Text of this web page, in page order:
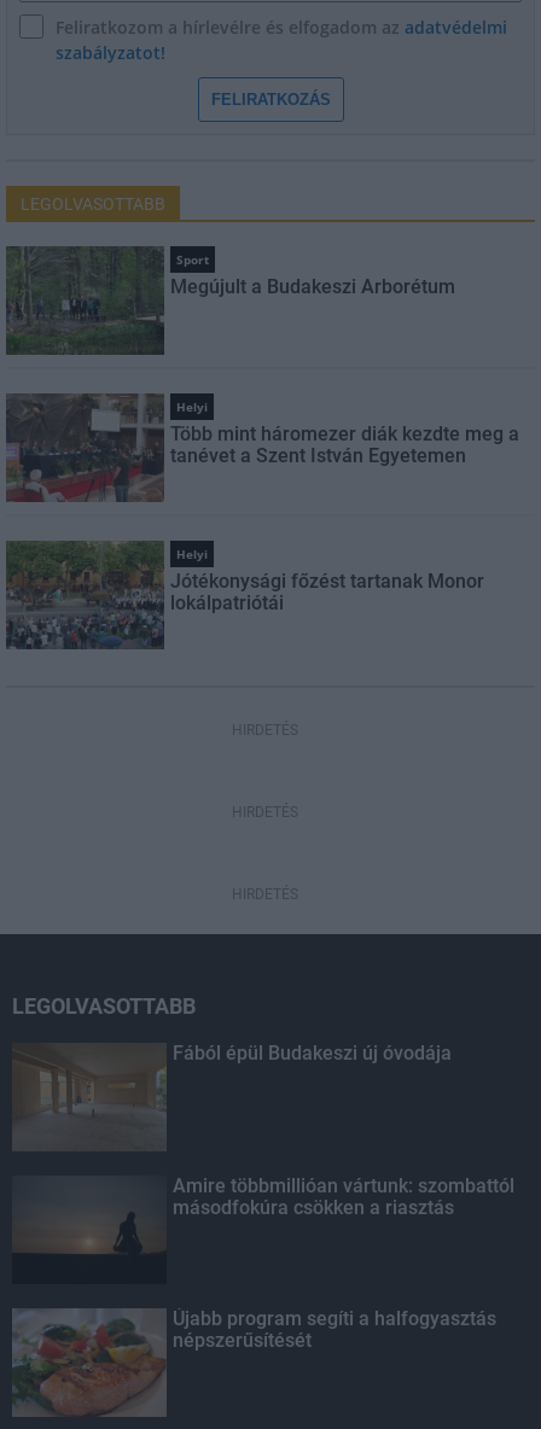
Feliratkozom a hírlevélre és elfogadom az adatvédelmi
szabályzatot!
FELIRATKOZÁS
LEGOLVASOTTABB
Sport
Megújult a Budakeszi Arborétum
Helyi
Több mint háromezer diák kezdte meg a
tanévet a Szent István Egyetemen
Helyi
Jótékonysági főzést tartanak Monor
lokálpatriótái
HIRDETÉS
HIRDETÉS
HIRDETÉS
LEGOLVASOTTABB
Fából épül Budakeszi új óvodája
Amire többmillióan vártunk: szombattól
másodfokúra csökken a riasztás
Újabb program segíti a halfogyasztás
népszerűsítését